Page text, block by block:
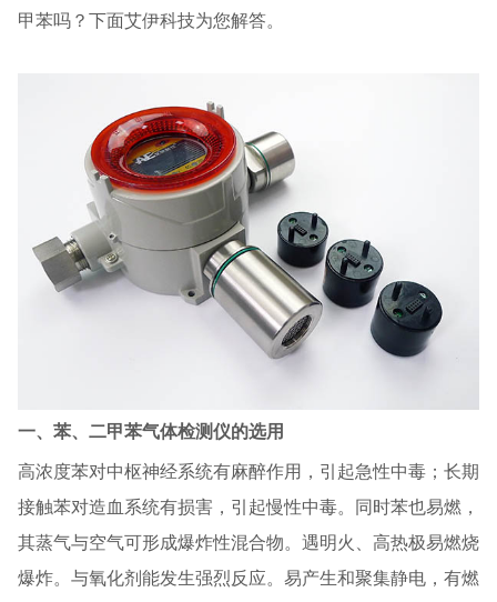
甲苯吗？下面艾伊科技为您解答。
一、苯、二甲苯气体检测仪的选用
高浓度苯对中枢神经系统有麻醉作用，引起急性中毒；长期
接触苯对造血系统有损害，引起慢性中毒。同时苯也易燃，
其蒸气与空气可形成爆炸性混合物。遇明火、高热极易燃烧
爆炸。与氧化剂能发生强烈反应。易产生和聚集静电，有燃